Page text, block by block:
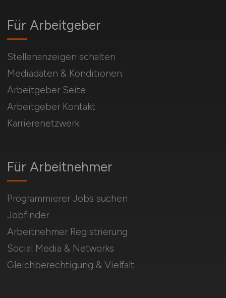
Für Arbeitnehmer
Programmierer Jobs suchen
Jobfinder
Arbeitnehmer Registrierung
Social Media & Networks
Gleichberechtigung & Vielfalt
Für Arbeitgeber
Stellenanzeigen schalten
Mediadaten & Konditionen
Arbeitgeber Seite
Arbeitgeber Kontakt
Karrierenetzwerk